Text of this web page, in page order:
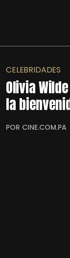
CELEBRIDADES
Olivia
la
POR CINE.COM.PA